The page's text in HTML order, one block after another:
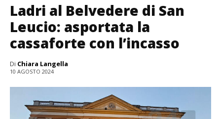
Ladri al Belvedere di San
Leucio: asportata la
cassaforte con l’incasso
Di Chiara Langella
10 AGOSTO 2024